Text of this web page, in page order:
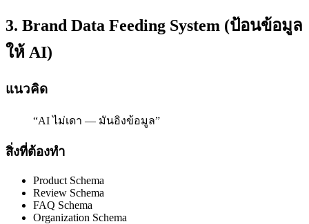
3. Brand Data Feeding System (ป้อนข้อมูล
ให้ AI)
แนวคิด
“AI ไม่เดา — มันอิงข้อมูล”
สิ่งที่ต้องทำ
Product Schema
Review Schema
FAQ Schema
Organization Schema